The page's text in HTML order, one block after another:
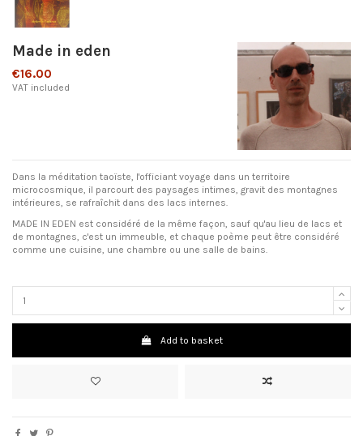
Made in eden
€16.00
VAT included
Dans la méditation taoïste, l'officiant voyage dans un territoire
microcosmique, il parcourt des paysages intimes, gravit des montagnes
intérieures, se rafraîchit dans des lacs internes.
MADE IN EDEN est considéré de la même façon, sauf qu'au lieu de lacs et
de montagnes, c'est un immeuble, et chaque poème peut être considéré
comme une cuisine, une chambre ou une salle de bains.
Add to basket